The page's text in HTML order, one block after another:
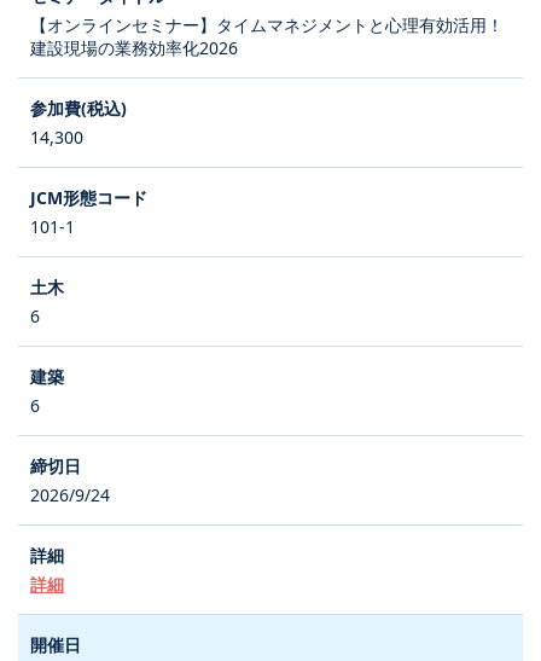
【オンラインセミナー】タイムマネジメントと心理有効活用！
建設現場の業務効率化2026
14,300
101-1
6
6
2026/9/24
詳細